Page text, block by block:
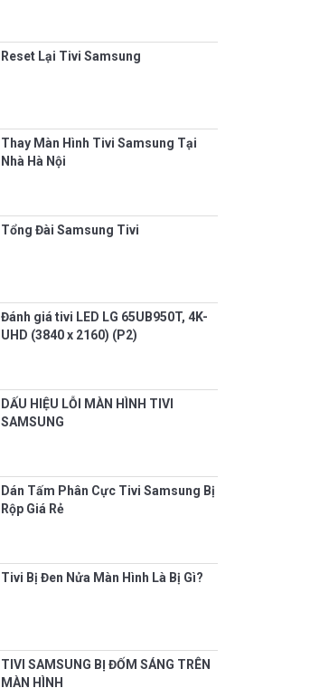
Reset Lại Tivi Samsung
Thay Màn Hình Tivi Samsung Tại
Nhà Hà Nội
Tổng Đài Samsung Tivi
Đánh giá tivi LED LG 65UB950T, 4K-
UHD (3840 x 2160) (P2)
DẤU HIỆU LỖI MÀN HÌNH TIVI
SAMSUNG
Dán Tấm Phân Cực Tivi Samsung Bị
Rộp Giá Rẻ
Tivi Bị Đen Nửa Màn Hình Là Bị Gì?
TIVI SAMSUNG BỊ ĐỐM SÁNG TRÊN
MÀN HÌNH